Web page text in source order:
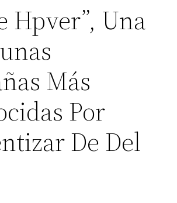
Hpver”, Una
Más
Por
De Del